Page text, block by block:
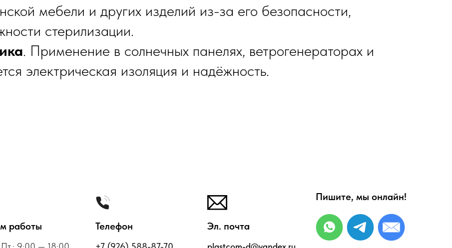
мебели и других изделий из-за его безопасности,
стерилизации.
. Применение в солнечных панелях, ветрогенераторах и
электрическая изоляция и надёжность.
Пишите, мы онлайн!
Телефон Эл. почта
работы